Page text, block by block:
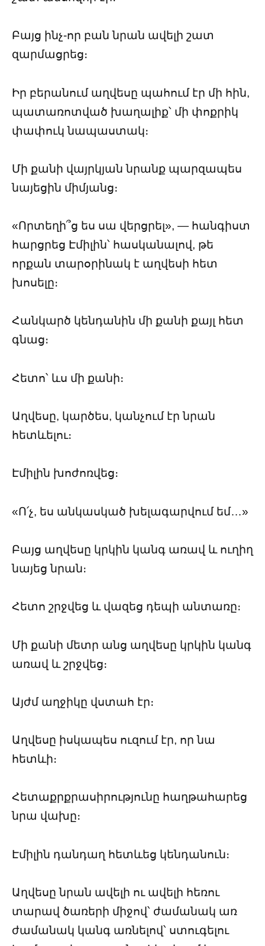
Բայց ինչ-որ բան նրան ավելի շատ
զարմացրեց։
Իր բերանում աղվեսը պահում էր մի հին,
պատառոտված խաղալիք՝ մի փոքրիկ
փափուկ նապաստակ։
Մի քանի վայրկյան նրանք պարզապես
նայեցին միմյանց։
«Որտեղի՞ց ես սա վերցրել», — հանգիստ
հարցրեց Էմիլին՝ հասկանալով, թե
որքան տարօրինակ է աղվեսի հետ
խոսելը։
Հանկարծ կենդանին մի քանի քայլ հետ
գնաց։
Հետո՝ ևս մի քանի։
Աղվեսը, կարծես, կանչում էր նրան
հետևելու։
Էմիլին խոժոռվեց։
«Ո՛չ, ես անկասկած խելագարվում եմ…»
Բայց աղվեսը կրկին կանգ առավ և ուղիղ
նայեց նրան։
Հետո շրջվեց և վազեց դեպի անտառը։
Մի քանի մետր անց աղվեսը կրկին կանգ
առավ և շրջվեց։
Այժմ աղջիկը վստահ էր։
Աղվեսը իսկապես ուզում էր, որ նա
հետևի։
Հետաքրքրասիրությունը հաղթահարեց
նրա վախը։
Էմիլին դանդաղ հետևեց կենդանուն։
Աղվեսը նրան ավելի ու ավելի հեռու
տարավ ծառերի միջով՝ ժամանակ առ
ժամանակ կանգ առնելով՝ ստուգելու